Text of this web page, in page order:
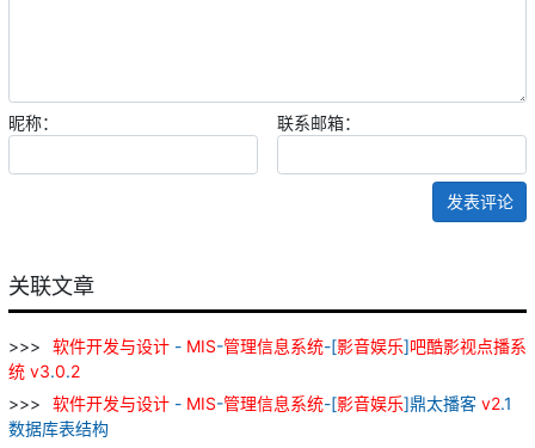
昵称： 联系邮箱：
发表评论
关联文章
软件开发与设计 - MIS-管理信息系统-[影音娱乐]吧酷影视点播系
统 v3.0.2
软件开发与设计 - MIS-管理信息系统-[影音娱乐]鼎太播客 v2.1
数据库表结构